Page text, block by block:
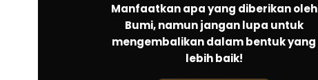
Manfaatkan apa yang diberikan oleh
Bumi, namun jangan lupa untuk
mengembalikan dalam bentuk yang
lebih baik!